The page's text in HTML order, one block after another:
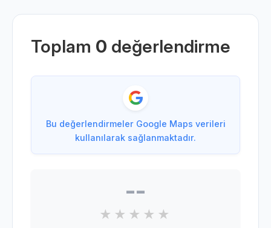
Toplam 0 değerlendirme
Bu değerlendirmeler Google Maps verileri
kullanılarak sağlanmaktadır.
--